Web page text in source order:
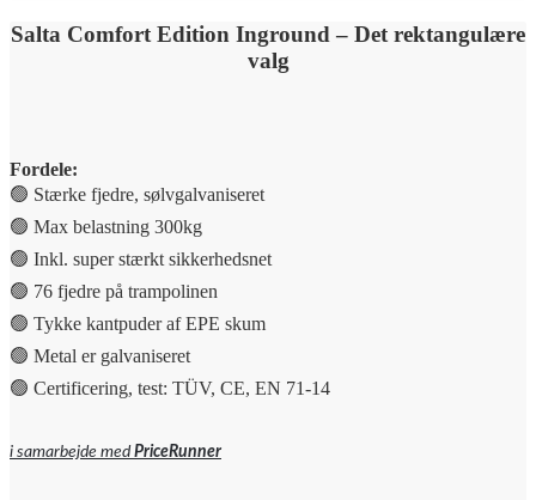
Salta Comfort Edition Inground – Det rektangulære
valg
Fordele:
🟢 Stærke fjedre, sølvgalvaniseret
🟢 Max belastning 300kg
🟢 Inkl. super stærkt sikkerhedsnet
🟢 76 fjedre på trampolinen
🟢 Tykke kantpuder af EPE skum
🟢 Metal er galvaniseret
🟢 Certificering, test: TÜV, CE, EN 71-14
i samarbejde med PriceRunner